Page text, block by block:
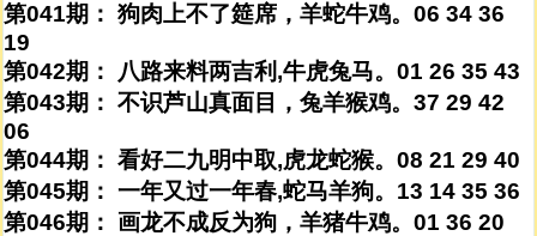
第041期： 狗肉上不了筵席，羊蛇牛鸡。06 34 36
19
第042期： 八路来料两吉利,牛虎兔马。01 26 35 43
第043期： 不识芦山真面目，兔羊猴鸡。37 29 42
06
第044期： 看好二九明中取,虎龙蛇猴。08 21 29 40
第045期： 一年又过一年春,蛇马羊狗。13 14 35 36
第046期： 画龙不成反为狗，羊猪牛鸡。01 36 20